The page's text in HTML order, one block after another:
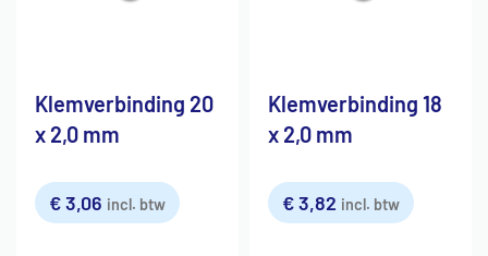
Klemverbinding 20
x 2,0 mm
€3,06 incl. btw
Klemverbinding 18
x 2,0 mm
€3,82 incl. btw